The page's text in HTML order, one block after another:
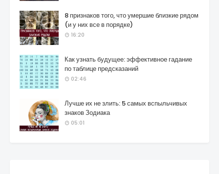
8 признаков того, что умершие близкие рядом
(и у них все в порядке)
16:20
Как узнать будущее: эффективное гадание
по таблице предсказаний
02:46
Лучше их не злить: 5 самых вспыльчивых
знаков Зодиака
05:01